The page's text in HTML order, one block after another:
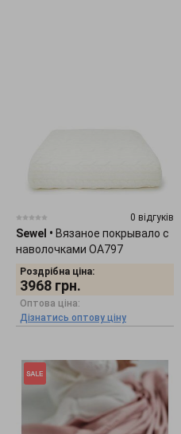
0 відгуків
Sewel • Вязаное покрывало с
наволочками OA797
Роздрібна ціна:
3968 грн.
Оптова ціна:
Дізнатись оптову ціну